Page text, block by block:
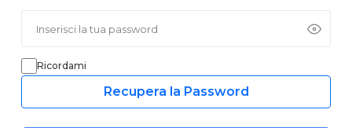
Ricordami
Recupera la Password